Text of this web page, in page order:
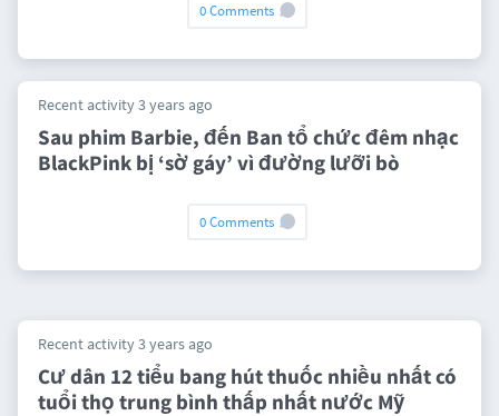
0 Comments
Recent activity 3 years ago
Sau phim Barbie, đến Ban tổ chức đêm nhạc
BlackPink bị ‘sờ gáy’ vì đường lưỡi bò
0 Comments
Recent activity 3 years ago
Cư dân 12 tiểu bang hút thuốc nhiều nhất có
tuổi thọ trung bình thấp nhất nước Mỹ